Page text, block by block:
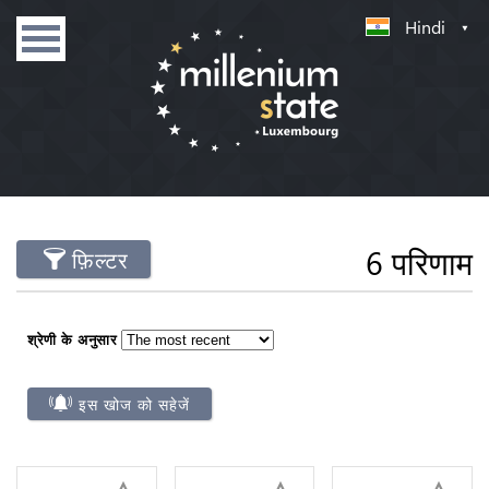
Hindi
फ़िल्टर 6 परिणाम
श्रेणी के अनुसार
इस खोज को सहेजें